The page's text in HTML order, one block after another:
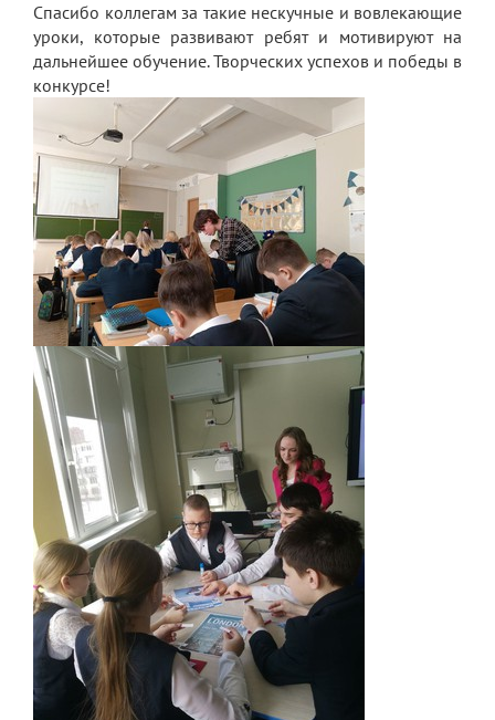
Организация питания в лицее
Визитная карточка
Учительская
Контакты и местонахождение
Экскурсии по лицею
Материально-техническая база
Платные образовательные услуги
История лицея
Документы
Антимонопольный комплаенс
Уставные документы
Локальные акты
Предписания органов надзора
Страница директора
Предписания органов надзора
Спасибо коллегам за такие нескучные и вовлекающие
уроки, которые развивают ребят и мотивируют на
дальнейшее обучение. Творческих успехов и победы в
конкурсе!